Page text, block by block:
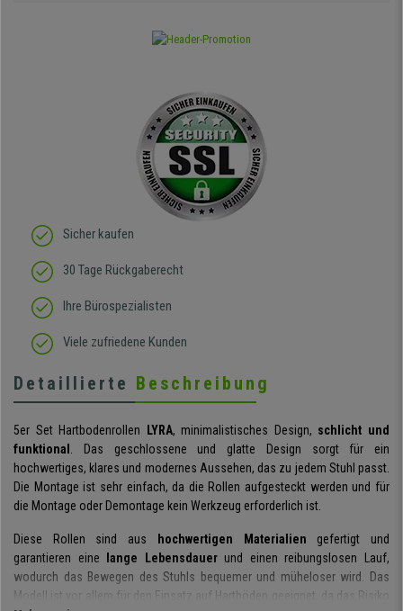
Sicher kaufen
30 Tage Rückgaberecht
Ihre Bürospezialisten
Viele zufriedene Kunden
Detaillierte Beschreibung
5er Set Hartbodenrollen LYRA, minimalistisches Design, schlicht und
funktional . Das geschlossene und glatte Design sorgt für ein
hochwertiges, klares und modernes Aussehen, das zu jedem Stuhl passt.
Die Montage ist sehr einfach, da die Rollen aufgesteckt werden und für
die Montage oder Demontage kein Werkzeug erforderlich ist.
Diese Rollen sind aus hochwertigen Materialien gefertigt und
garantieren eine
lange Lebensdauerund einen reibungslosen Lauf,
wodurch das Bewegen des Stuhls bequemer und müheloser wird. Das
Modell ist vor allem für den Einsatz auf Hartböden geeignet, da das Risiko